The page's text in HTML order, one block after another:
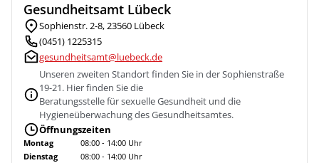
Gesundheitsamt Lübeck
Sophienstr. 2-8, 23560 Lübeck
(0451) 1225315
gesundheitsamt@luebeck.de
Unseren zweiten Standort finden Sie in der Sophienstraße
19-21. Hier finden Sie die
Beratungsstelle für sexuelle Gesundheit und die
Hygieneüberwachung des Gesundheitsamtes.
Öffnungszeiten
Montag
08:00 - 14:00 Uhr
Dienstag
08:00 - 14:00 Uhr